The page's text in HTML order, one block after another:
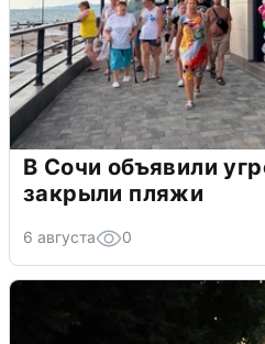
В Сочи объявили
закрыли пляжи
6 августа 0